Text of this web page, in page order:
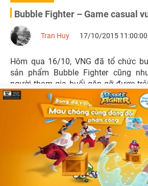
Bubble Fighter – Game casual
Tran Huy 17/10/2015 11:00:00
Hôm qua 16/10, VNG đã tổ chức
sản phẩm Bubble Fighter cũng
người tham gia buổi gặp gỡ được
này.